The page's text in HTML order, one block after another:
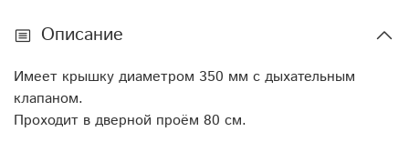
Описание
Имеет крышку диаметром 350 мм с дыхательным
клапаном.
Проходит в дверной проём 80 см.